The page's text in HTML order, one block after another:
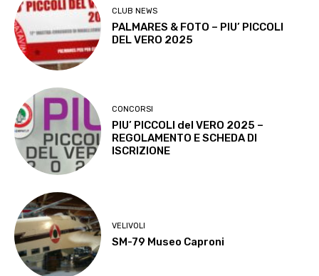
CLUB NEWS
PALMARES & FOTO – PIU’ PICCOLI
DEL VERO 2025
CONCORSI
PIU’ PICCOLI del VERO 2025 –
REGOLAMENTO E SCHEDA DI
ISCRIZIONE
VELIVOLI
SM-79 Museo Caproni